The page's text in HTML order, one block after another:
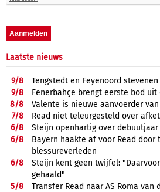
Laatste nieuws
9/8
Tengstedt en Feyenoord
9/8
Fenerbahçe brengt eerste bod uit
8/8
Valente is nieuwe aanvoerder van
7/8
Read niet teleurgesteld over
6/8
Steijn openhartig over debuutjaar
6/8
Bayern haakte af voor Read
blessureverleden
6/8
Steijn kent geen twijfel:
gehaald"
5/8
Transfer Read naar AS Roma van